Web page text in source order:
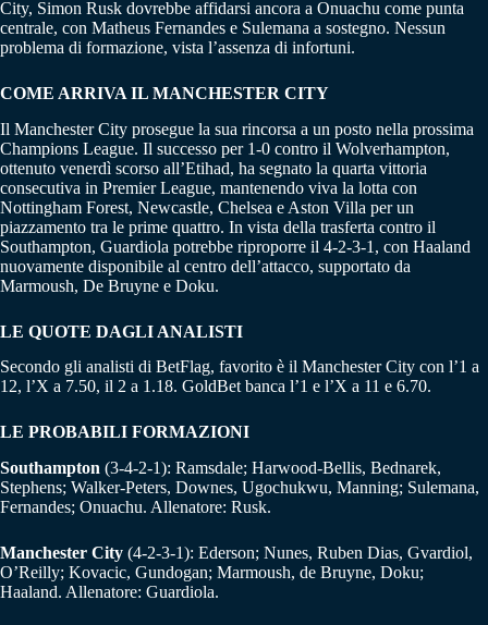
City, Simon Rusk dovrebbe affidarsi ancora a Onuachu come punta
centrale, con Matheus Fernandes e Sulemana a sostegno. Nessun
problema di formazione, vista l’assenza di infortuni.
COME ARRIVA IL MANCHESTER CITY
Il Manchester City prosegue la sua rincorsa a un posto nella prossima
Champions League. Il successo per 1-0 contro il Wolverhampton,
ottenuto venerdì scorso all’Etihad, ha segnato la quarta vittoria
consecutiva in Premier League, mantenendo viva la lotta con
Nottingham Forest, Newcastle, Chelsea e Aston Villa per un
piazzamento tra le prime quattro. In vista della trasferta contro il
Southampton, Guardiola potrebbe riproporre il 4-2-3-1, con Haaland
nuovamente disponibile al centro dell’attacco, supportato da
Marmoush, De Bruyne e Doku.
LE QUOTE DAGLI ANALISTI
Secondo gli analisti di BetFlag, favorito è il Manchester City con l’1 a
12, l’X a 7.50, il 2 a 1.18. GoldBet banca l’1 e l’X a 11 e 6.70.
LE PROBABILI FORMAZIONI
Southampton (3-4-2-1): Ramsdale; Harwood-Bellis, Bednarek,
Stephens; Walker-Peters, Downes, Ugochukwu, Manning; Sulemana,
Fernandes; Onuachu. Allenatore: Rusk.
Manchester City (4-2-3-1): Ederson; Nunes, Ruben Dias, Gvardiol,
O’Reilly; Kovacic, Gundogan; Marmoush, de Bruyne, Doku;
Haaland. Allenatore: Guardiola.